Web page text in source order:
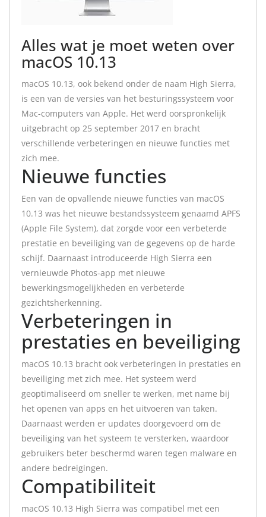
Alles wat je moet weten over
macOS 10.13
macOS 10.13, ook bekend onder de naam High Sierra,
is een van de versies van het besturingssysteem voor
Mac-computers van Apple. Het werd oorspronkelijk
uitgebracht op 25 september 2017 en bracht
verschillende verbeteringen en nieuwe functies met
zich mee.
Nieuwe functies
Een van de opvallende nieuwe functies van macOS
10.13 was het nieuwe bestandssysteem genaamd APFS
(Apple File System), dat zorgde voor een verbeterde
prestatie en beveiliging van de gegevens op de harde
schijf. Daarnaast introduceerde High Sierra een
vernieuwde Photos-app met nieuwe
bewerkingsmogelijkheden en verbeterde
gezichtsherkenning.
Verbeteringen in
prestaties en beveiliging
macOS 10.13 bracht ook verbeteringen in prestaties en
beveiliging met zich mee. Het systeem werd
geoptimaliseerd om sneller te werken, met name bij
het openen van apps en het uitvoeren van taken.
Daarnaast werden er updates doorgevoerd om de
beveiliging van het systeem te versterken, waardoor
gebruikers beter beschermd waren tegen malware en
andere bedreigingen.
Compatibiliteit
macOS 10.13 High Sierra was compatibel met een